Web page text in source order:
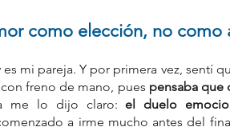
como elección, no como
mi pareja. Y por primera vez, sentí
freno de mano, pues pensaba que
me lo dijo claro: el duelo
a irme mucho antes del